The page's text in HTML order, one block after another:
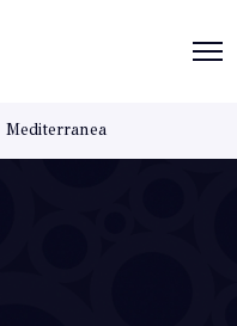
Mediterranea